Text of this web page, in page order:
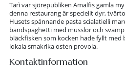
Tarì var sjörepubliken Amalfis gamla
denna restaurang är speciellt dyr,
Husets spännande pasta scialatielli
bandspaghetti med musslor och
bläckfisken som kocken hade fyllt med
lokala smakrika osten provola.
Kontaktinformation